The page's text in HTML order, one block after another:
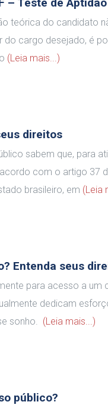
teórica do candidato
cargo desejado, é
(Leia mais...)
direitos
sabem que, para
com o artigo 37
brasileiro, em (Leia
Entenda seus
para acesso a um
dedicam
sonho. (Leia mais...)
público?